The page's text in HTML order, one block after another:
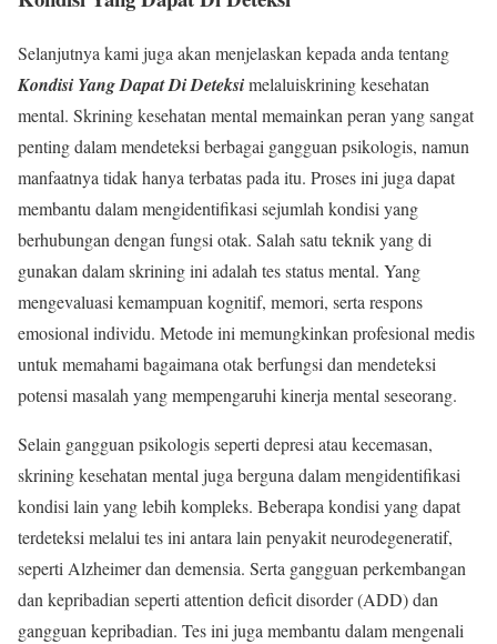
Selanjutnya kami juga akan menjelaskan kepada anda tentang
Kondisi Yang Dapat Di Deteksimelaluiskrining kesehatan
mental. Skrining kesehatan mental memainkan peran yang sangat
penting dalam mendeteksi berbagai gangguan psikologis, namun
manfaatnya tidak hanya terbatas pada itu. Proses ini juga dapat
membantu dalam mengidentifikasi sejumlah kondisi yang
berhubungan dengan fungsi otak. Salah satu teknik yang di
gunakan dalam skrining ini adalah tes status mental. Yang
mengevaluasi kemampuan kognitif, memori, serta respons
emosional individu. Metode ini memungkinkan profesional medis
untuk memahami bagaimana otak berfungsi dan mendeteksi
potensi masalah yang mempengaruhi kinerja mental seseorang.
Selain gangguan psikologis seperti depresi atau kecemasan,
skrining kesehatan mental juga berguna dalam mengidentifikasi
kondisi lain yang lebih kompleks. Beberapa kondisi yang dapat
terdeteksi melalui tes ini antara lain penyakit neurodegeneratif,
seperti Alzheimer dan demensia. Serta gangguan perkembangan
dan kepribadian seperti attention deficit disorder (ADD) dan
gangguan kepribadian. Tes ini juga membantu dalam mengenali